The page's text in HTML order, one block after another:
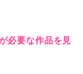
必要な作品を見